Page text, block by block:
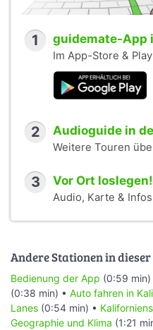
1 guidemate-App
Im App-Store &
2 Audioguide in
Weitere Touren
3 Vor Ort loslegen!
Audio, Karte &
Andere Stationen in
Bedienung der App (0:59 min)
(0:38 min) • Auto fahren in
Lanes (0:54 min) •
Geographie und Klima (1:21